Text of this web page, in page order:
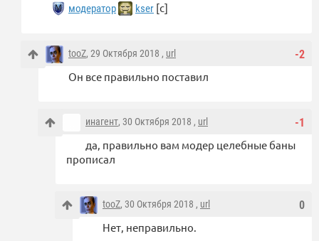
модератор kser [с]
-2
tooZ, 29 Октября 2018 , url
Он все правильно поставил
-1
инагент, 30 Октября 2018 , url
да, правильно вам модер целебные баны
прописал
0
tooZ, 30 Октября 2018 , url
Нет, неправильно.